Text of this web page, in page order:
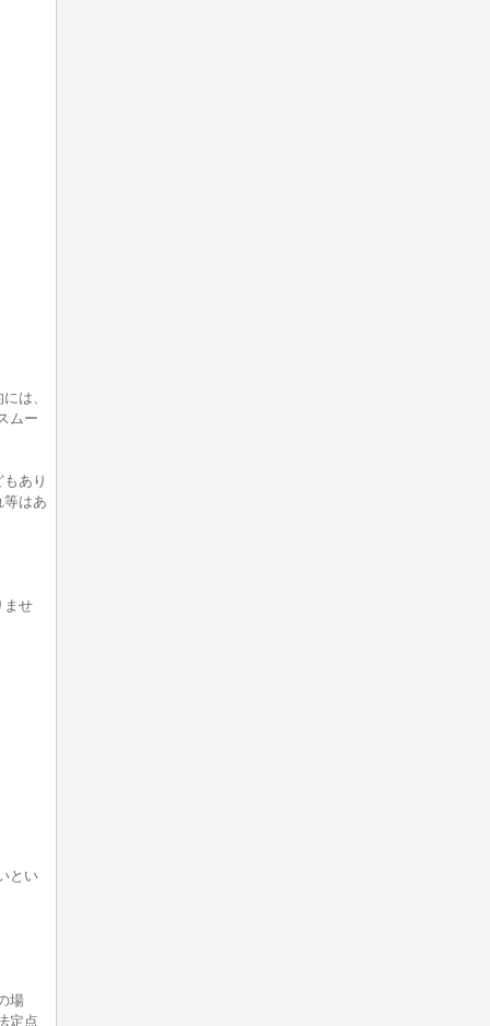
は、
ムー
あり
等はあ
ませ
とい
場
定点